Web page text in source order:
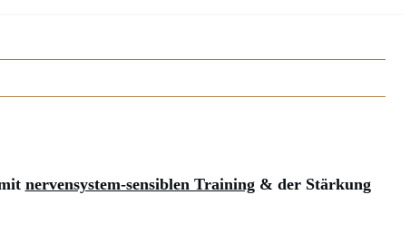
nervensystem-sensiblen Training& der Stärkung